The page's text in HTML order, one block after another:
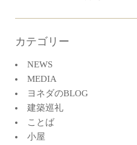
カテゴリー
NEWS
MEDIA
ヨネダのBLOG
建築巡礼
ことば
小屋